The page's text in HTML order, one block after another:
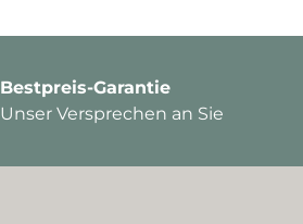
Bestpreis-Garantie
Unser Versprechen an Sie